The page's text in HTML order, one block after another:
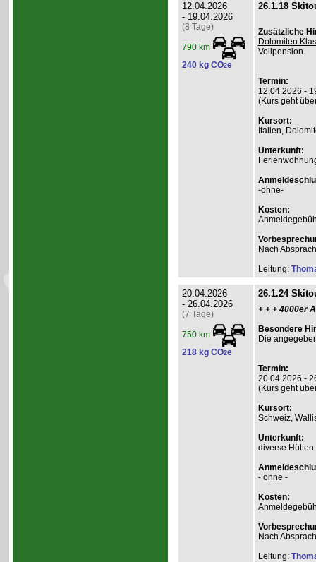
12.04.2026
- 19.04.2026
(8 Tage)
790 km
240 kg CO2e
26.1.18
Zusätzliche
Dolomiten
Vollpension.
Termin:
12.04.2026 -
(Kurs geht
Kursort:
Italien,
Unterkunft:
-ohne-
Kosten:
Nach
Leitung:
20.04.2026
- 26.04.2026
(7 Tage)
750 km
218 kg CO2e
26.1.24
+ + + 4000er
Besondere
Die
Termin:
20.04.2026 -
(Kurs geht
Kursort:
Schweiz,
Unterkunft:
diverse Hütten
- ohne -
Kosten:
Nach
Leitung: